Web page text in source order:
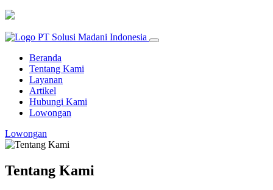
Beranda
Tentang Kami
Layanan
Artikel
Hubungi Kami
Lowongan
Lowongan
Tentang Kami